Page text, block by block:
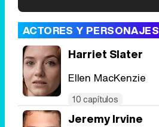
ACTORES Y PERSONAJES
Harriet Slater
Ellen MacKenzie
10 capítulos
Jeremy Irvine